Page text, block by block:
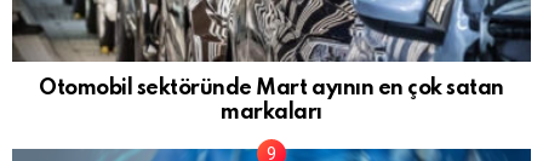
Otomobil sektöründe Mart ayının en çok satan
markaları